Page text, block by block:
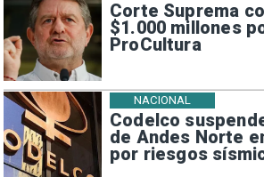
Corte Suprema
$1.000 millones
ProCultura
Codelco
de Andes Norte
por riesgos
NACIONAL